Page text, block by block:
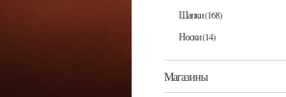
Шапки(168)
Носки(14)
Магазины